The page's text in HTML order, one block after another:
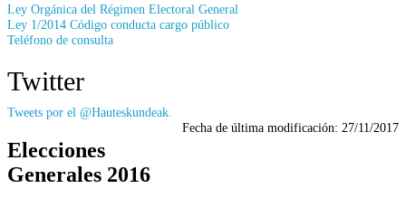
Ley Orgánica del Régimen Electoral General
Ley 1/2014 Código conducta cargo público
Teléfono de consulta
Twitter
Tweets por el @Hauteskundeak.
Fecha de última modificación: 27/11/2017
Elecciones
Generales 2016